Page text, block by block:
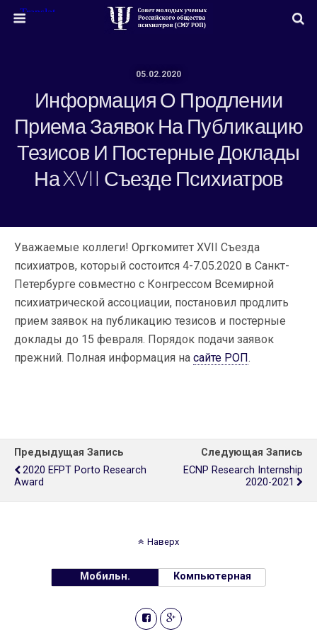
05.02.2020
Информация О Продлении
Приема Заявок На Публикацию
Тезисов И Постерные Доклады
На XVII Съезде Психиатров
Уважаемые коллеги! Оргкомитет XVII Съезда
психиатров, который состоится 4-7.05.2020 в Санкт-
Петербурге совместно с Конгрессом Всемирной
психиатрической ассоциации, постановил продлить
прием заявок на публикацию тезисов и постерные
доклады до 15 февраля. Порядок подачи заявок
прежний. Полная информация на сайте РОП.
Предыдущая Запись
2020 EFPT Porto Research
Award
Следующая Запись
ECNP Research Internship
2020-2021
Наверх
Мобильн. Компьютерная